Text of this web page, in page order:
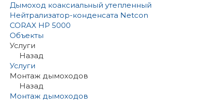
Дымоход коаксиальный утепленный
Нейтрализатор-конденсата Netcon
CORAX HP 5000
Объекты
Услуги
Назад
Услуги
Монтаж дымоходов
Назад
Монтаж дымоходов